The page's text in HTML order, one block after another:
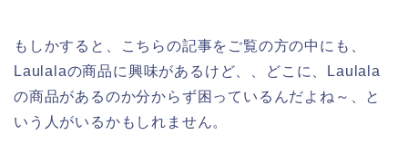
もしかすると、こちらの記事をご覧の方の中にも、
Laulalaの商品に興味があるけど、、どこに、Laulala
の商品があるのか分からず困っているんだよね～、と
いう人がいるかもしれません。